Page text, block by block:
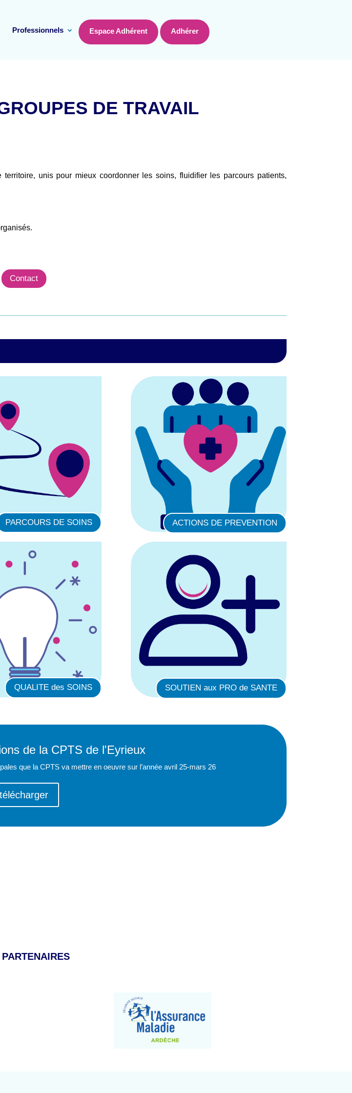
Professionnels Espace Adhérent Adhérer
DE TRAVAIL
unis pour mieux coordonner les soins, fluidifier les parcours patients,
Contact
PARCOURS DE SOINS ACTIONS DE PREVENTION
QUALITE des SOINS SOUTIEN aux PRO de SANTE
de la CPTS de l'Eyrieux
que la CPTS va mettre en oeuvre sur l’année avril 25-mars 26
télécharger